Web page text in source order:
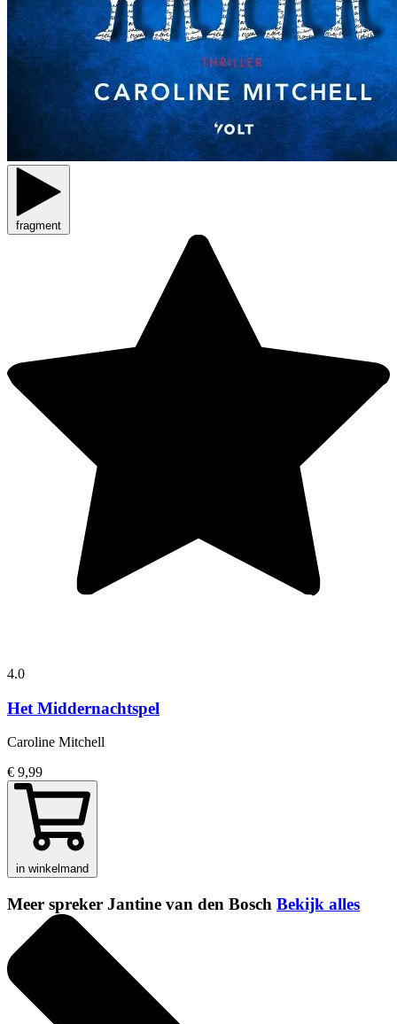
fragment
4.0
Het Middernachtspel
Caroline Mitchell
€ 9,99
in winkelmand
Meer spreker Jantine van den Bosch Bekijk alles